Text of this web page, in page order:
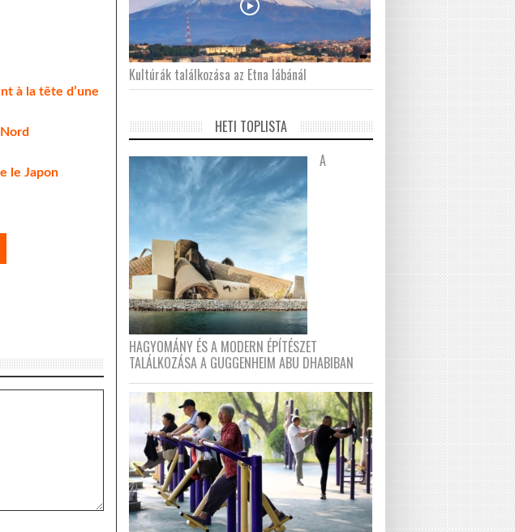
à la tête d’une
le Japon
Kultúrák találkozása az Etna lábánál
HETI TOPLISTA
A
HAGYOMÁNY ÉS A MODERN ÉPÍTÉSZET
TALÁLKOZÁSA A GUGGENHEIM ABU DHABIBAN